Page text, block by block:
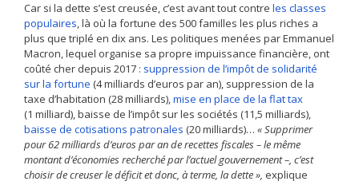
Car si la dette s’est creusée, c’est avant tout contre les classes
populaires, là où la fortune des 500 familles les plus riches a
plus que triplé en dix ans. Les politiques menées par Emmanuel
Macron, lequel organise sa propre impuissance financière, ont
coûté cher depuis 2017 : suppression de l’impôt de solidarité
sur la fortune (4 milliards d’euros par an), suppression de la
taxe d’habitation (28 milliards),mise en place de la flat tax
(1 milliard), baisse de l’impôt sur les sociétés (11,5 milliards),
baisse de cotisations patronales (20 milliards)… « Supprimer
pour 62 milliards d’euros par an de recettes fiscales – le même
montant d’économies recherché par l’actuel gouvernement –, c’est
choisir de creuser le déficit et donc, à terme, la dette », explique